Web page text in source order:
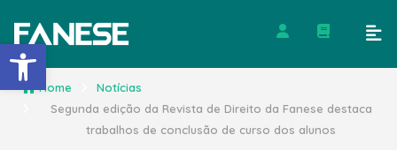
Barra de Ferramentas
Home
Notícias
Segunda edição da Revista de Direito da Fanese destaca
trabalhos de conclusão de curso dos alunos